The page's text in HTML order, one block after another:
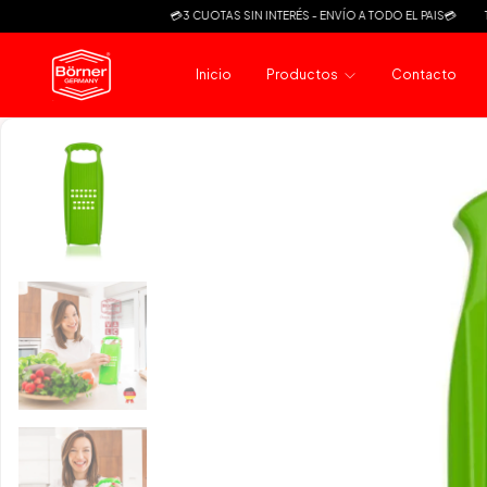
💳3 CUOTAS SIN INTERÉS - ENVÍO A TODO EL PAIS💳
Inicio Productos Contacto